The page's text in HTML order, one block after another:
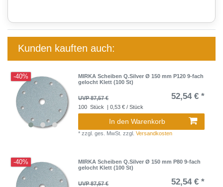
Kunden kauften auch:
-40%
MIRKA Scheiben Q.Silver Ø 150 mm P120 9-fach
gelocht Klett (100 St)
UVP 87,57 € 52,54 € *
100 Stück | 0,53 € / Stück
In den Warenkorb
*zzgl. ges. MwSt. zzgl.Versandkosten
-40%
MIRKA Scheiben Q.Silver Ø 150 mm P80 9-fach
gelocht Klett (100 St)
UVP 87,57 € 52,54 € *